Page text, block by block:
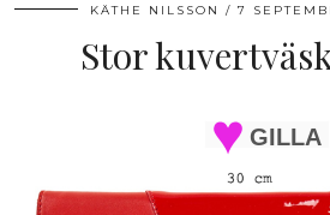
KÄTHE NILSSON 7
Stor
GILLA